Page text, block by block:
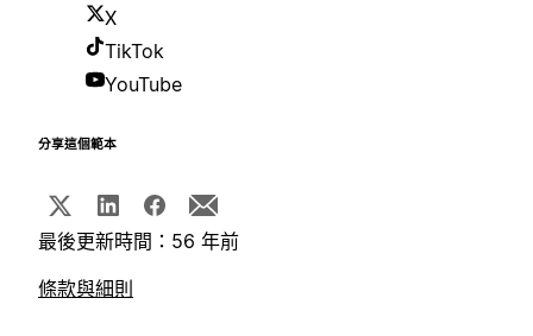
X
TikTok
YouTube
分享這個範本
最後更新時間：56 年前
條款與細則